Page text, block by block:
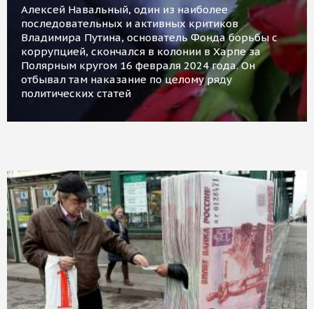
Алексей Навальный, один из наиболее
последовательных и активных критиков
Владимира Путина, основатель Фонда борьбы с
коррупцией, скончался в колонии в Харпе за
Полярным кругом 16 февраля 2024 года. Он
отбывал там наказание по целому ряду
политических статей